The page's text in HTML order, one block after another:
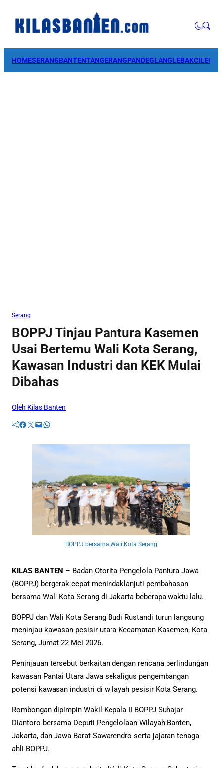
HOMESERANGBANTENTANGERANGPANDEGLANGLEBAK
Serang
BOPPJ Tinjau Pantura Kasemen
Usai Bertemu Wali Kota Serang,
Kawasan Industri dan KEK Mulai
Dibahas
Oleh Kilas Banten
Facebook Twitter Mail WhatsApp
BOPPJ bersama Wali Kota Serang
KILAS BANTEN – Badan Otorita Pengelola Pantura Jawa
(BOPPJ) bergerak cepat menindaklanjuti pembahasan
bersama Wali Kota Serang di Jakarta beberapa waktu lalu.
BOPPJ dan Wali Kota Serang Budi Rustandi turun langsung
meninjau kawasan pesisir utara Kecamatan Kasemen, Kota
Serang, Jumat 22 Mei 2026.
Peninjauan tersebut berkaitan dengan rencana perlindungan
kawasan Pantai Utara Jawa sekaligus pengembangan
potensi kawasan industri di wilayah pesisir Kota Serang.
Rombongan dipimpin Wakil Kepala II BOPPJ Suhajar
Diantoro bersama Deputi Pengelolaan Wilayah Banten,
Jakarta, dan Jawa Barat Sawarendro serta jajaran tenaga
ahli BOPPJ.